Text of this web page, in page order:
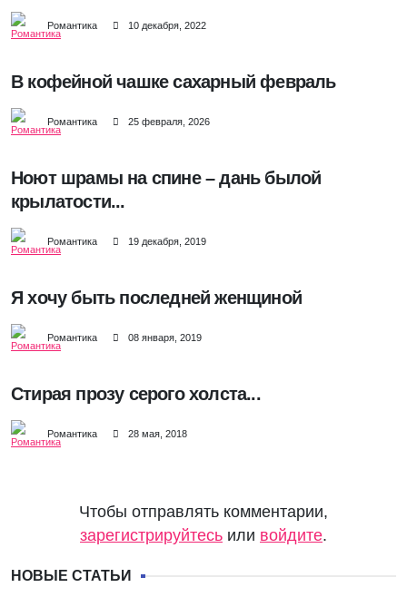
Романтика 10 декабря, 2022
В кофейной чашке сахарный февраль
Романтика 25 февраля, 2026
Ноют шрамы на спине – дань былой
крылатости...
Романтика 19 декабря, 2019
Я хочу быть последней женщиной
Романтика 08 января, 2019
Стирая прозу серого холста...
Романтика 28 мая, 2018
Чтобы отправлять комментарии,
зарегистрируйтесь или войдите.
НОВЫЕ СТАТЬИ